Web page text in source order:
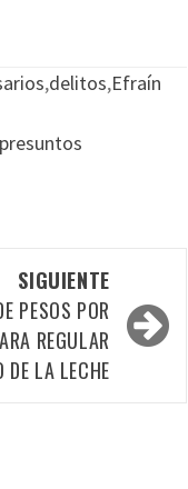
,delitos,Efraín
presuntos
SIGUIENTE
PESOS POR
REGULAR
DE LA LECHE